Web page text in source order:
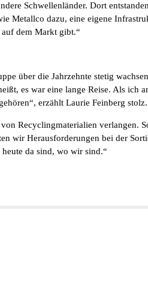
Schwellenländer. Dort
Metallco dazu, eine eigene
dem Markt gibt.“
über die Jahrzehnte stetig
es war eine lange Reise. Als
erzählt Laurie Feinberg stolz.
Recyclingmaterialien
wir Herausforderungen bei der
da sind, wo wir sind.“